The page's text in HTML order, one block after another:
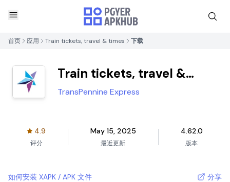
首页 应用 Train tickets, travel & times 下载
Train tickets, travel &
times
TransPennine Express
4.9
评分
May 15, 2025
最近更新
4.62.0
版本
如何安装 XAPK / APK 文件 分享